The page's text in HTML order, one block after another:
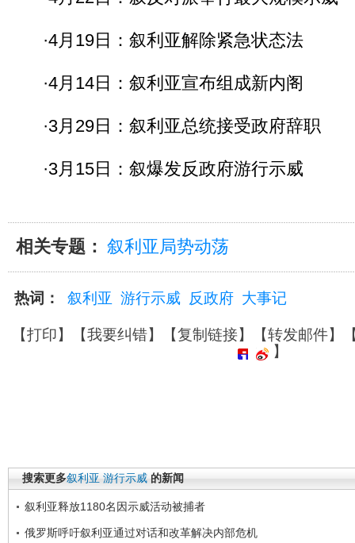
·4月19日：叙利亚解除紧急状态法
·4月14日：叙利亚宣布组成新内阁
·3月29日：叙利亚总统接受政府辞职
·3月15日：叙爆发反政府游行示威
相关专题： 叙利亚局势动荡
热词： 叙利亚 游行示威 反政府 大事记
【打印】【我要纠错】【复制链接】【转发邮件】
】
搜索更多叙利亚 游行示威 的新闻
叙利亚释放1180名因示威活动被捕者
俄罗斯呼吁叙利亚通过对话和改革解决内部危机